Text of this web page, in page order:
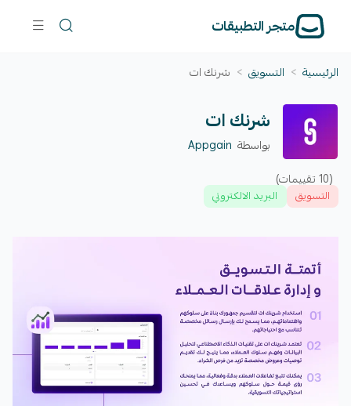
متجر التطبيقات
الرئيسية > التسويق > شرنك ات
شرنك ات
بواسطة Appgain
(10 تقييمات)
التسويق البريد الالكتروني